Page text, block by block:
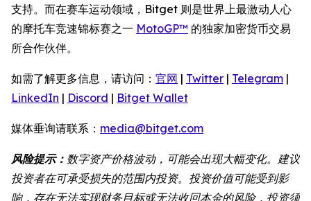
支持。而在赛车运动领域，Bitget 则是世界上最激动人心
的摩托车竞速锦标赛之一 MotoGP™ 的独家加密货币交易
所合作伙伴。
如需了解更多信息，请访问： 官网 | Twitter | Telegram |
LinkedIn | Discord | Bitget Wallet
媒体垂询请联系： media@bitget.com
风险提示： 数字资产价格波动，可能会出现大幅变化。建议
投资者在可承受损失的范围内投资。投资价值可能受到影
响，存在无法实现财务目标或无法收回本金的风险，投资须